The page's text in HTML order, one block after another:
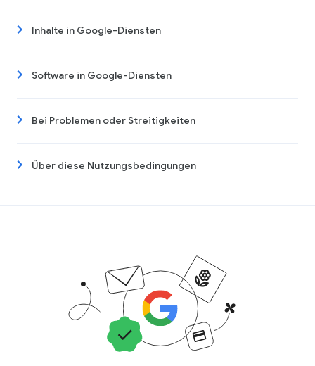
Inhalte in Google-Diensten
Software in Google-Diensten
Bei Problemen oder Streitigkeiten
Über diese Nutzungsbedingungen